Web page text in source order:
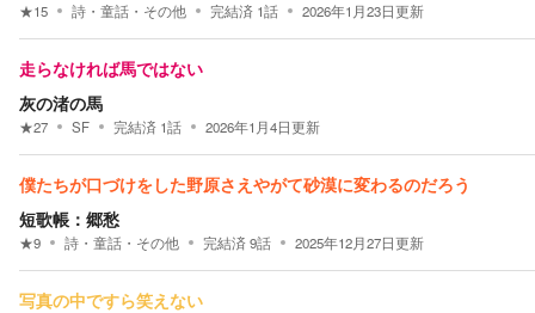
★15 詩・童話・その他 完結済 1話 2026年1月23日更新
走らなければ馬ではない
灰の渚の馬
★27 SF 完結済 1話 2026年1月4日更新
僕たちが口づけをした野原さえやがて砂漠に変わるのだろう
短歌帳：郷愁
★9 詩・童話・その他 完結済9話 2025年12月27日更新
写真の中ですら笑えない